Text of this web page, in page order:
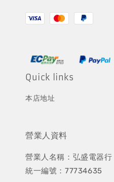
Quick links
本店地址
營業人資料
營業人名稱：弘盛電器行
統一編號：77734635